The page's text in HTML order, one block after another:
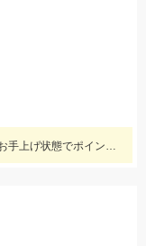
朝のポイント平岩で反応無し他の鮎師もお手上げ状態でポイント移動で角川橋上流に！瀬の中で５匹のみ追いも弱く渋い釣行でした